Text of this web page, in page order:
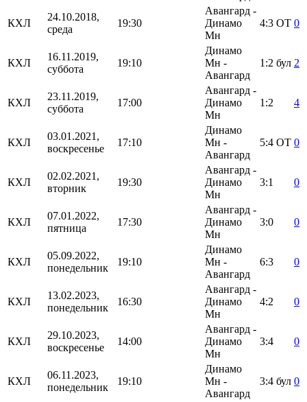
КХЛ
24.10.2018,
среда
19:30
Авангард -
Динамо
Мн
4:3 ОТ 0
КХЛ
16.11.2019,
суббота
19:10
Динамо
Мн -
Авангард
1:2 бул 2
КХЛ
23.11.2019,
суббота
17:00
Авангард -
Динамо
Мн
1:2 4
КХЛ
03.01.2021,
воскресенье
17:10
Динамо
Мн -
Авангард
5:4 ОТ 0
КХЛ
02.02.2021,
вторник
19:30
Авангард -
Динамо
Мн
3:1 0
КХЛ
07.01.2022,
пятница
17:30
Авангард -
Динамо
Мн
3:0 0
КХЛ
05.09.2022,
понедельник
19:10
Динамо
Мн -
Авангард
6:3 0
КХЛ
13.02.2023,
понедельник
16:30
Авангард -
Динамо
Мн
4:2 0
КХЛ
29.10.2023,
воскресенье
14:00
Авангард -
Динамо
Мн
3:4 0
КХЛ
06.11.2023,
понедельник
19:10
Динамо
Мн -
Авангард
3:4 бул 0